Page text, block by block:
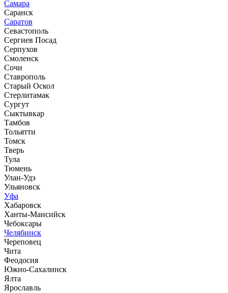
Самара
Саранск
Саратов
Севастополь
Сергиев Посад
Серпухов
Смоленск
Сочи
Ставрополь
Старый Оскол
Стерлитамак
Сургут
Сыктывкар
Тамбов
Тольятти
Томск
Тверь
Тула
Тюмень
Улан-Удэ
Ульяновск
Уфа
Хабаровск
Ханты-Мансийск
Чебоксары
Челябинск
Череповец
Чита
Феодосия
Южно-Сахалинск
Ялта
Ярославль